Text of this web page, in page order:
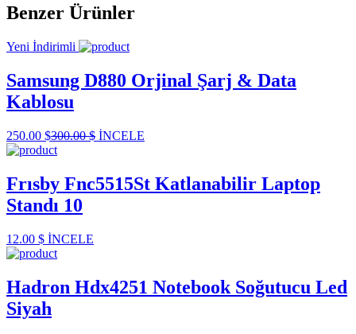
Benzer Ürünler
Yeni İndirimli
Samsung D880 Orjinal Şarj & Data
Kablosu
250.00 $300.00 $ İNCELE
Frısby Fnc5515St Katlanabilir Laptop
Standı 10
12.00 $ İNCELE
Hadron Hdx4251 Notebook Soğutucu Led
Siyah